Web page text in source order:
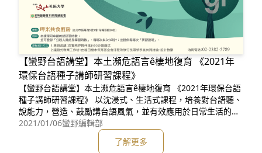
【蠻野台語講堂】本土瀕危語言ê棲地復育 《2021年
環保台語種子講師研習課程》
【蠻野台語講堂】本土瀕危語言ê棲地復育 《2021年環保台語
種子講師研習課程》 以沈浸式、生活式課程，培養對台語聽、
說能力，營造、鼓勵講台語風氣，並有效應用於日常生活的溝
通，讓台語得以永續；為環境教育注入創新思維，加強推廣台
語在地生活化與可應用性；建構推廣台語的環保專業社群，透
過跨界的夥伴關係，促進終身學習成長。 【合辦單位】 社團
2021/01/06蠻野編輯部
了解更多